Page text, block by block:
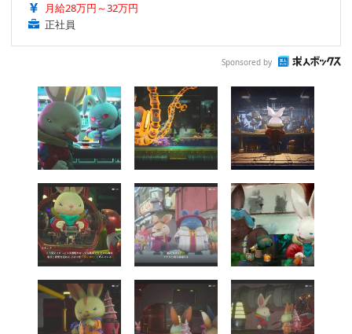
月給28万円～32万円
正社員
Sponsored by